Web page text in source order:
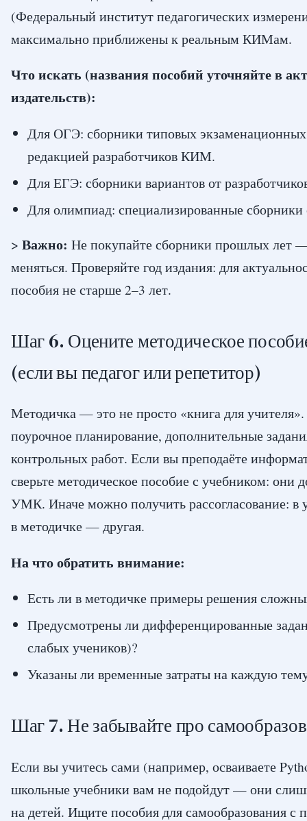
(Федеральный институт педагогических
максимально приближены к реальным КИМам.
Что искать (названия пособий уточняйте в
издательств):
Для ОГЭ: сборники типовых экзаменационных
редакцией разработчиков КИМ.
Для ЕГЭ: сборники вариантов от
Для олимпиад: специализированные
> Важно: Не покупайте сборники прошлых лет
меняться. Проверяйте год издания: для
пособия не старше 2–3 лет.
Шаг 6. Оцените методическое
(если вы педагог или репетитор)
Методичка — это не просто «книга для
поурочное планирование, дополнительные
контрольных работ. Если вы преподаёте
сверьте методическое пособие с учебником: они
УМК. Иначе можно получить рассогласование: в
в методичке — другая.
На что обратить внимание:
Есть ли в методичке примеры решения
Предусмотрены ли дифференцированные
слабых учеников)?
Указаны ли временные затраты на каждую
Шаг 7. Не забывайте про
Если вы учитесь сами (например, осваиваете
школьные учебники вам не подойдут — они
на детей. Ищите пособия для самообразования с